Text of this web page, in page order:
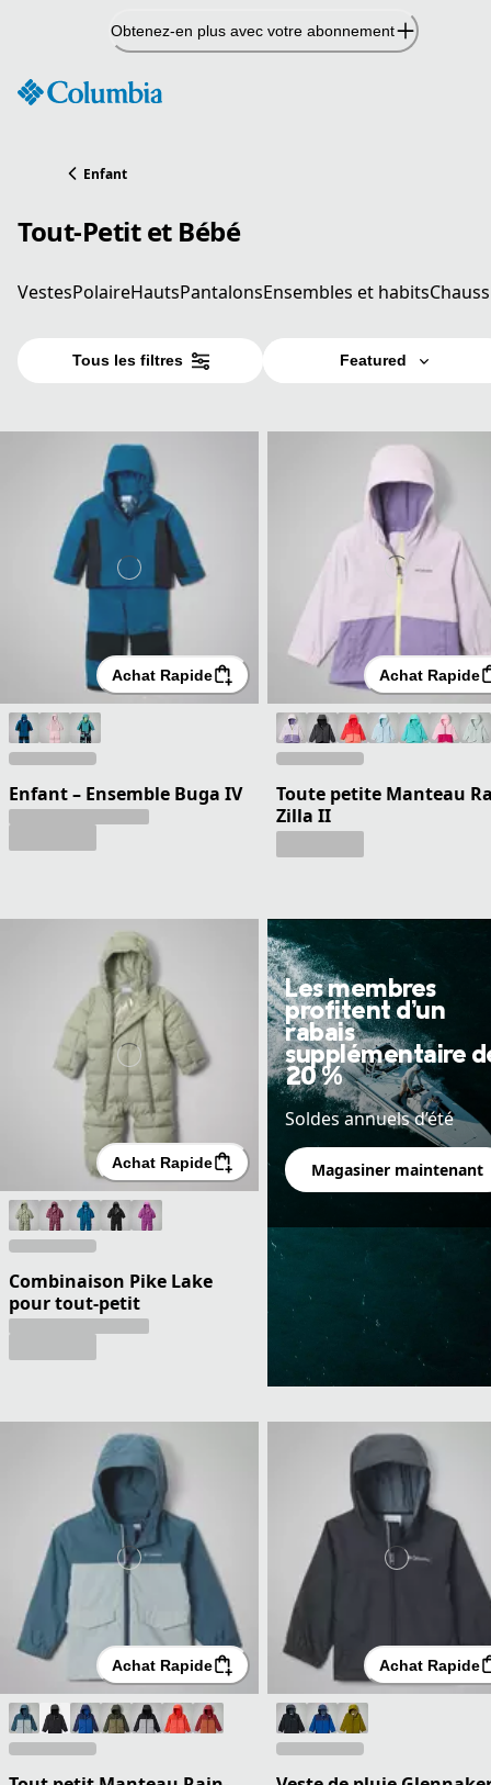
Obtenez-en plus avec votre abonnement
Enfant
Tout-Petit et Bébé
VestesPolaireHautsPantalonsEnsembles et habits
Tous les filtres Featured
Achat Rapide
Enfant – Ensemble Buga IV
Achat Rapide
Toute petite Manteau
Zilla II
Achat Rapide
Combinaison Pike Lake
pour tout-petit
Les membres
profitent d’un
rabais
supplémentaire
20 %
Soldes annuels d’été
Magasiner maintenant
Achat Rapide Achat Rapide